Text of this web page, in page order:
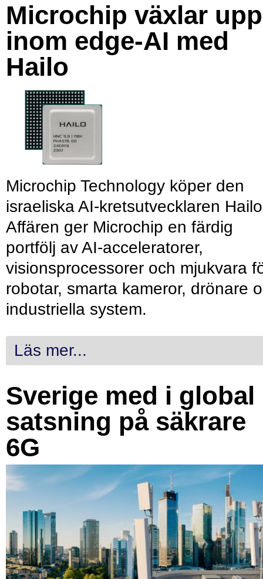
Microchip växlar upp
inom edge-AI med
Hailo
Microchip Technology köper den
israeliska AI-kretsutvecklaren
Affären ger Microchip en färdig
portfölj av AI-acceleratorer,
visionsprocessorer och mjukvara
robotar, smarta kameror, drönare
industriella system.
Läs mer...
Sverige med i global
satsning på säkrare
6G